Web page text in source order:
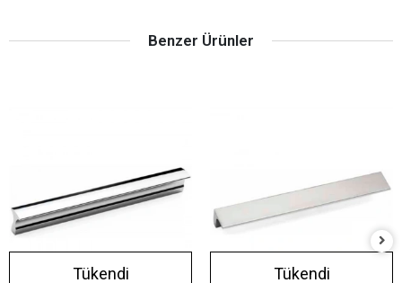
Benzer Ürünler
Tükendi Tükendi